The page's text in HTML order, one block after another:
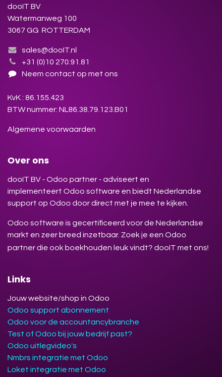
dooIT BV
Watermanweg 100
3067 GG ROTTERDAM
sales@dooIT.nl
+31 (0)10 270.91.81
Neem contact op met ons
KvK : 86.155.423
BTW nummer: NL86.38.79.123.B01
Algemene voorwaarden
Over ons
dooIT BV - Odoo partner - adviseert en
implementeert Odoo software en biedt Nederlandse
support op Odoo door direct met je mee te kijken.
Odoo software is gecertificeerd voor de Nederlandse
markt en zeer breed inzetbaar. Zoek je een Odoo
partner die ook boekhouden leuk vindt? dooIT met ons!
Links
Jouw website/shop in Odoo
Odoo support abonnement
Odoo voor de accountancybranche
Test of Odoo bij jouw bedrijf past?
Odoo uitlegvideo's
Nmbrs integratie met Odoo
Loket integratie met Odoo